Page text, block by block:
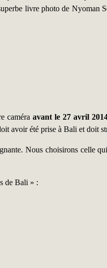
livre photo de
caméraavant le 27 avril
avoir été prise à Bali et doit
Nous choisirons celle
de Bali » :